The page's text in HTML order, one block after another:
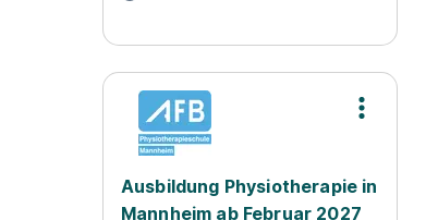
Ausbildung Physiotherapie in
Mannheim ab Februar 2027